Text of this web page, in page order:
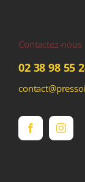
Contactez-nous
02 38 98 55